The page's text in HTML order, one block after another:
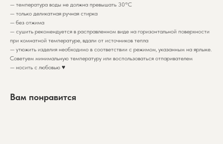
— температура воды не должна превышать 30°C
— только деликатная ручная стирка
— без отжима
— сушить рекомендуется в расправленном виде на горизонтальной поверхности
при комнатной температуре, вдали от источников тепла
— утюжить изделия необходимо в соответствии с режимом, указанным на ярлыке.
Советуем минимальную температуру или воспользоваться отпаривателем
— носить с любовью ♥️
Вам понравится